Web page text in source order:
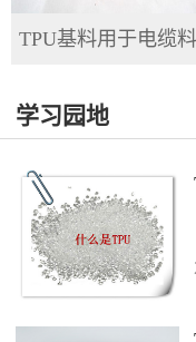
TPU基料用于电缆
学习园地